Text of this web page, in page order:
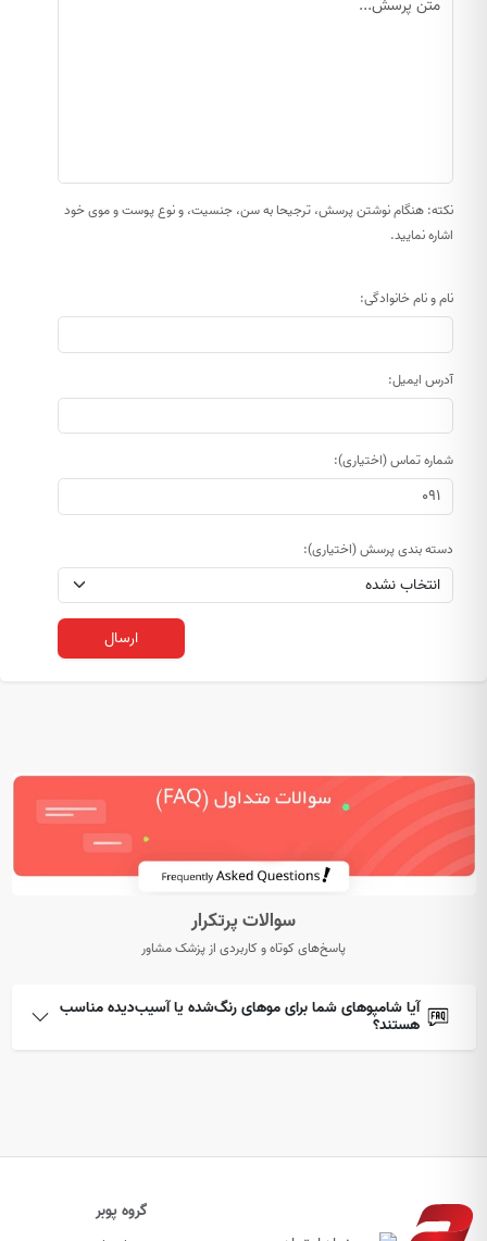
نکته: هنگام نوشتن پرسش، ترجیحا به سن، جنسیت، و نوع پوست و موی خود
اشاره نمایید.
نام و نام خانوادگی:
آدرس ایمیل:
شماره تماس (اختیاری):
دسته بندی پرسش (اختیاری):
ارسال
سوالات پرتکرار
پاسخ‌های کوتاه و کاربردی از پزشک مشاور
آیا شامپوهای شما برای موهای رنگ‌شده یا آسیب‌دیده مناسب
هستند؟
گروه پوبر